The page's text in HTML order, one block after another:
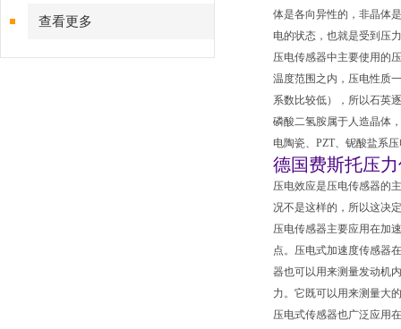
查看更多
体是各向异性的，非晶体
电的状态，也就是受到压
压电传感器中主要使用的
温度范围之内，压电性质
系数比较低），所以石英
磷酸二氢胺属于人造晶体
电陶瓷、PZT、铌酸盐系
德国费斯托压
压电效应是压电传感器的
况不是这样的，所以这决
压电传感器主要应用在加
点。压电式加速度传感器
器也可以用来测量发动机
力。它既可以用来测量大
压电式传感器也广泛应用